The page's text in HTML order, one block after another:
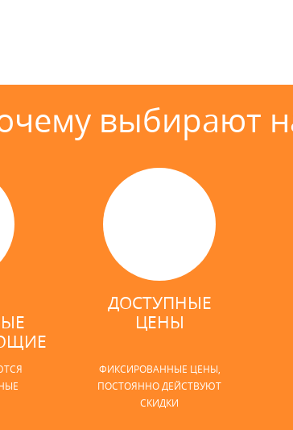
выбирают
ДОСТУПНЫЕ
ЦЕНЫ
ФИКСИРОВАННЫЕ ЦЕНЫ,
ПОСТОЯННО ДЕЙСТВУЮТ
СКИДКИ